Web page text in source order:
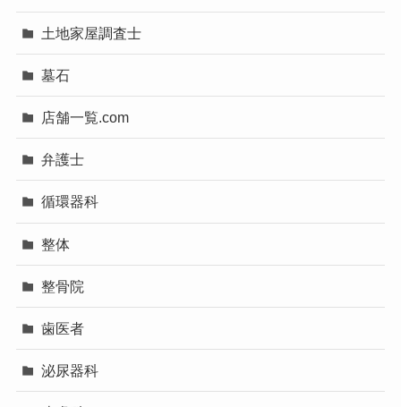
土地家屋調査士
墓石
店舗一覧.com
弁護士
循環器科
整体
整骨院
歯医者
泌尿器科